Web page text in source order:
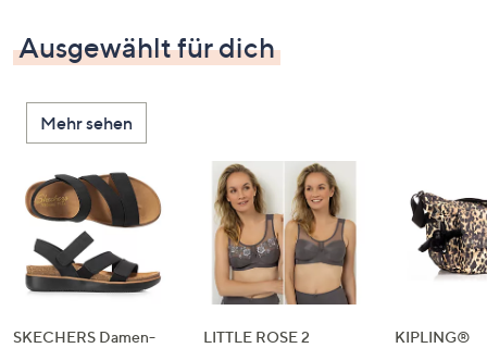
Ausgewählt für dich
Mehr sehen
SKECHERS Damen-
LITTLE ROSE 2
KIPLING®